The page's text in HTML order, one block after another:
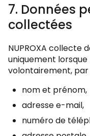
7. Données
collectées
NUPROXA collecte
uniquement
volontairement, par
nom et prénom,
adresse e-mail,
numéro de